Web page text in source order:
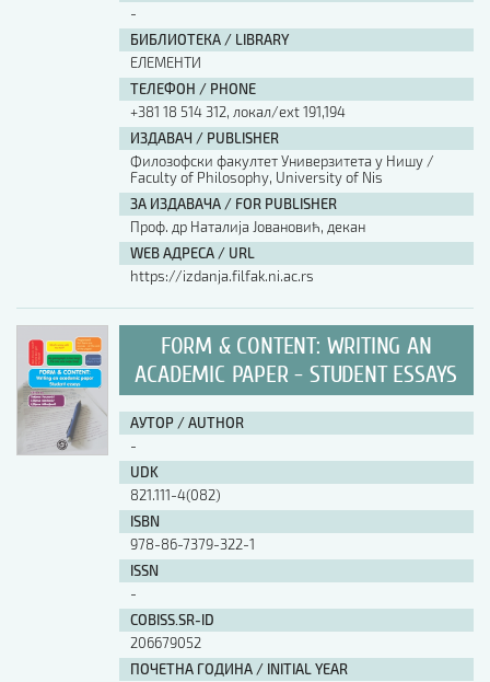
-
БИБЛИОТЕКА / LIBRARY
ЕЛЕМЕНТИ
ТЕЛЕФОН / PHONE
+381 18 514 312, локал/ext 191,194
ИЗДАВАЧ / PUBLISHER
Филозофски факултет Универзитета у Нишу /
Faculty of Philosophy, University of Nis
ЗА ИЗДАВАЧА / FOR PUBLISHER
Проф. др Наталија Јовановић, декан
WEB АДРЕСА / URL
https://izdanja.filfak.ni.ac.rs
FORM & CONTENT: WRITING AN
ACADEMIC PAPER - STUDENT ESSAYS
АУТОР / AUTHOR
-
UDK
821.111-4(082)
ISBN
978-86-7379-322-1
ISSN
-
COBISS.SR-ID
206679052
ПОЧЕТНА ГОДИНА / INITIAL YEAR